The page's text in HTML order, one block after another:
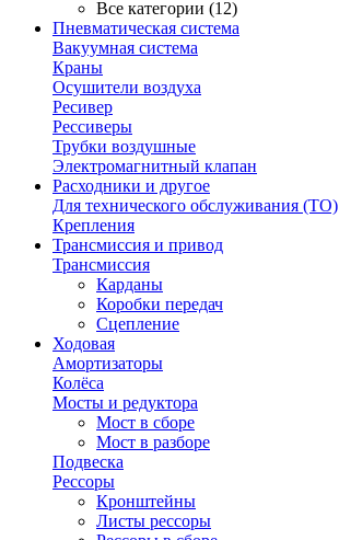
Все категории (12)
Пневматическая система
Вакуумная система
Краны
Осушители воздуха
Ресивер
Рессиверы
Трубки воздушные
Электромагнитный клапан
Расходники и другое
Для технического обслуживания (ТО)
Крепления
Трансмиссия и привод
Трансмиссия
Карданы
Коробки передач
Сцепление
Ходовая
Амортизаторы
Колёса
Мосты и редуктора
Мост в сборе
Мост в разборе
Подвеска
Рессоры
Кронштейны
Листы рессоры